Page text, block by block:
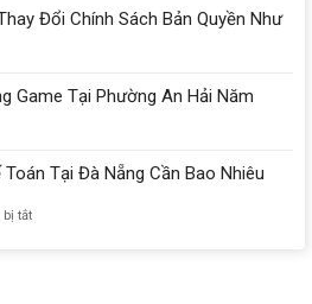
Đổi Chính Sách Bản Quyền Như
Game Tại Phường An Hải Năm
Tại Đà Nẵng Cần Bao Nhiêu
tắtở